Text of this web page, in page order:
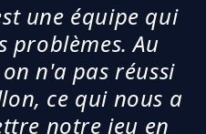
une équipe qui
problèmes. Au
n'a pas réussi
ce qui nous a
notre jeu en